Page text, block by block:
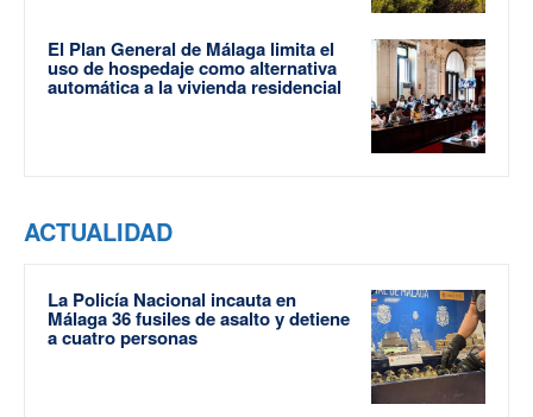
El Plan General de Málaga limita el
uso de hospedaje como alternativa
automática a la vivienda residencial
ACTUALIDAD
La Policía Nacional incauta en
Málaga 36 fusiles de asalto y detiene
a cuatro personas